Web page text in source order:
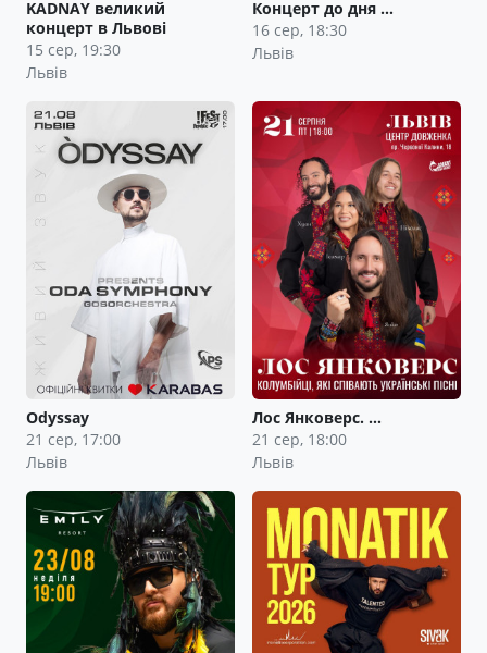
KADNAY великий
концерт в Львові
15 сер, 19:30
Львів
Концерт до дня …
16 сер, 18:30
Львів
Odyssay
21 сер, 17:00
Львів
Лос Янковерс. …
21 сер, 18:00
Львів